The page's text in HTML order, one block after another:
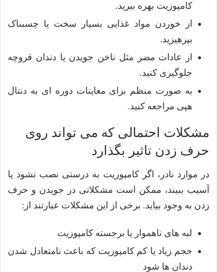
کامپوزیت بهره ببرید.
از خوردن مواد غذایی بسیار سخت یا چسبناک
بپرهیزید.
از عادات مضر مثل ناخن جویدن یا دندان قروچه
جلوگیری کنید.
به صورت منظم برای معاینات دوره ای به دنتال
هپی مراجعه کنید.
مشکلات احتمالی که می تواند روی
حرف زدن تاثیر بگذارد
در موارد نادر، اگر کامپوزیت به درستی نصب نشود یا
آسیب ببیند، ممکن است مشکلاتی در جویدن و حرف
زدن به وجود بیاید. برخی از این مشکلات عبارتند از:
لبه های ناهموار یا برجسته کامپوزیت
حجم زیاد یا کم کامپوزیت که باعث نامتعادل شدن
دندان ها شود